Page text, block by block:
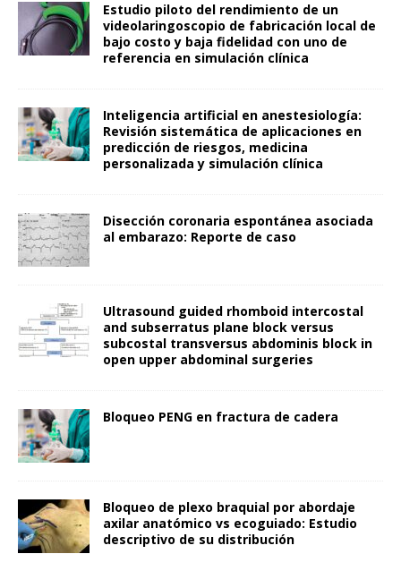
Estudio piloto del rendimiento de un
videolaringoscopio de fabricación local de
bajo costo y baja fidelidad con uno de
referencia en simulación clínica
Inteligencia artificial en anestesiología:
Revisión sistemática de aplicaciones en
predicción de riesgos, medicina
personalizada y simulación clínica
Disección coronaria espontánea asociada
al embarazo: Reporte de caso
Ultrasound guided rhomboid intercostal
and subserratus plane block versus
subcostal transversus abdominis block in
open upper abdominal surgeries
Bloqueo PENG en fractura de cadera
Bloqueo de plexo braquial por abordaje
axilar anatómico vs ecoguiado: Estudio
descriptivo de su distribución